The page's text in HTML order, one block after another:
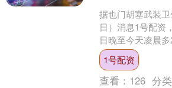
据也门胡塞武装
日）消息1号配资
日晚至今天凌晨
拉斯伊萨港，造成
升至74人，另有1....
1号配资
查看： 126 分类